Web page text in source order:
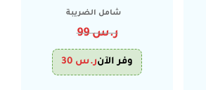
شامل الضريبة
ر.س99
وفر الآنر.س